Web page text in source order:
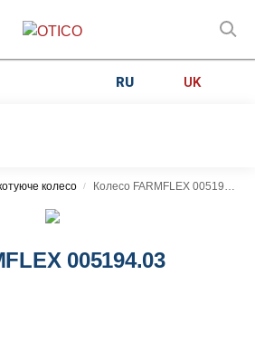
RU UK
колесо / Колесо FARMFLEX 005194.03 200×67
005194.03